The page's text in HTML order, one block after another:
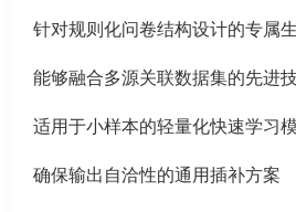
针对规则化问卷结构设计的专属
能够融合多源关联数据集的先进
适用于小样本的轻量化快速学习
确保输出自洽性的通用插补方案